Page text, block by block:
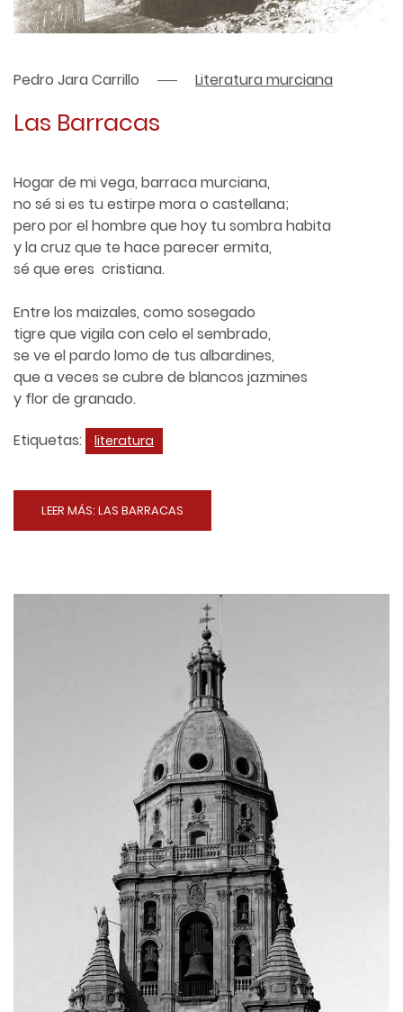
Pedro Jara Carrillo Literatura murciana
Las Barracas
Hogar de mi vega, barraca murciana,
no sé si es tu estirpe mora o castellana;
pero por el hombre que hoy tu sombra habita
y la cruz que te hace parecer ermita,
sé que eres cristiana.
Entre los maizales, como sosegado
tigre que vigila con celo el sembrado,
se ve el pardo lomo de tus albardines,
que a veces se cubre de blancos jazmines
y flor de granado.
Etiquetas:
literatura
LEER MÁS: LAS BARRACAS